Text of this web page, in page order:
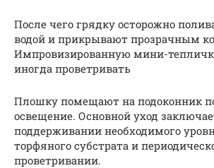
После чего грядку осторожно
водой и прикрывают прозрачным
Импровизированную мини-
иногда проветривать
Плошку помещают на подоконник
освещение. Основной уход
поддерживании необходимого
торфяного субстрата и
проветривании.